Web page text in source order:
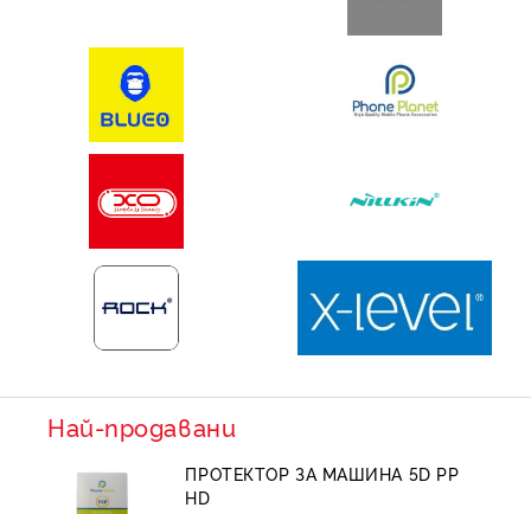
Най-продавани
ПРОТЕКТОР ЗА МАШИНА 5D PP
HD